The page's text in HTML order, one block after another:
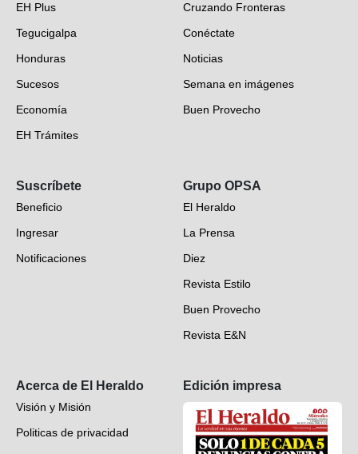
EH Plus
Tegucigalpa
Honduras
Sucesos
Economía
EH Trámites
EH Verifica
Fotogalerías
Deportes
Videos
Cruzando Fronteras
Conéctate
Noticias
Semana en imágenes
Buen Provecho
Suscríbete
Beneficio
Ingresar
Notificaciones
Grupo OPSA
El Heraldo
La Prensa
Diez
Revista Estilo
Buen Provecho
Revista E&N
Acerca de El Heraldo
Visión y Misión
Politicas de privacidad
Edición impresa